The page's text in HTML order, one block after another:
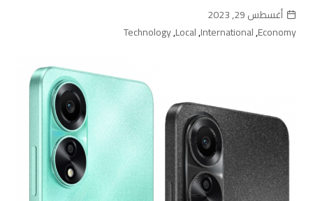
أغسطس 29, 2023
Economy
,
International
,
Local
,
Technology